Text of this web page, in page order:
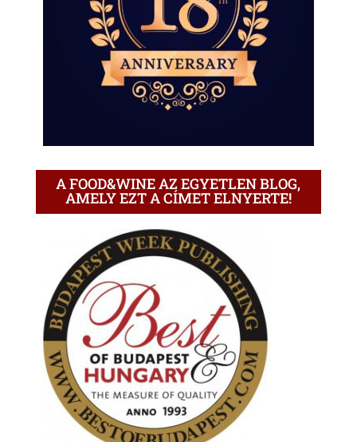
A FOOD&WINE AZ EGYETLEN BLOG,
AMELY EZT A CÍMET ELNYERTE!